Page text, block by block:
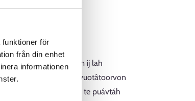
funktioner för
från din enhet
informationen
pargokeččâlâdmáin.
Pargokeččâlâddâm ij lah
siämmáá pargottesvuotâtoorvon
vuáváámist, te puávtáh